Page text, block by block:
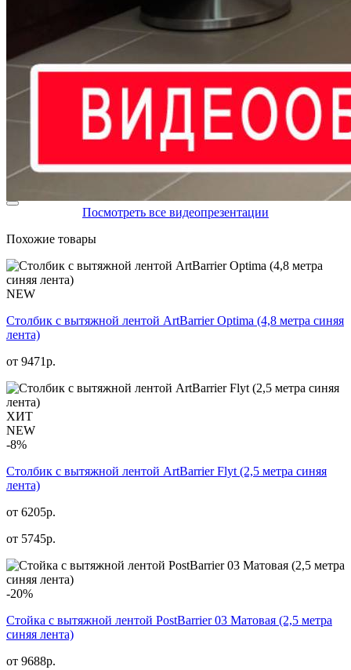
Посмотреть все видеопрезентации
Похожие товары
NEW
Столбик с вытяжной лентой ArtBarrier Оptima (4,8 метра синяя
лента)
от 9471р.
ХИТ
NEW
-8%
Столбик с вытяжной лентой ArtBarrier Flyt (2,5 метра синяя
лента)
от 6205р.
от 5745р.
-20%
Стойка с вытяжной лентой PostBarrier 03 Матовая (2,5 метра
синяя лента)
от 9688р.